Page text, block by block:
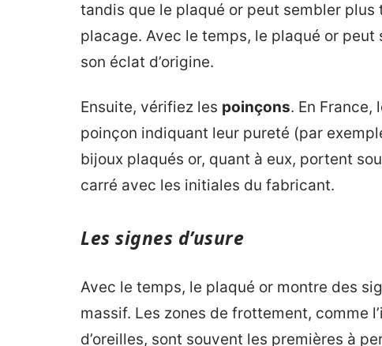
tandis que le plaqué or peut sembler
placage. Avec le temps, le plaqué or peut
son éclat d’origine.
Ensuite, vérifiez les poinçons. En
poinçon indiquant leur pureté (par
bijoux plaqués or, quant à eux, portent
carré avec les initiales du fabricant.
Les signes d’usure
Avec le temps, le plaqué or montre des
massif. Les zones de frottement, comme
d’oreilles, sont souvent les premières à